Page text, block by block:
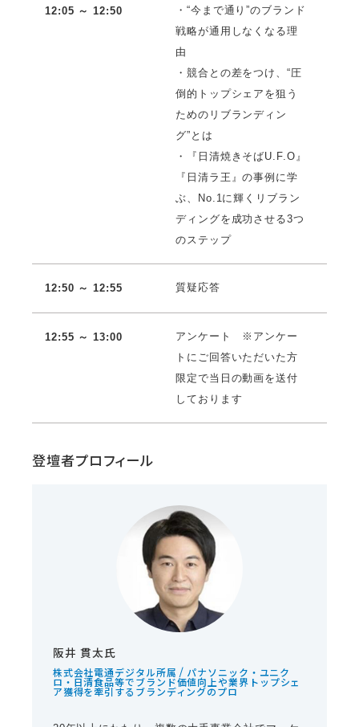
12:05 ～ 12:50
・“今まで通り”のブランド
戦略が通用しなくなる理
由
・競合との差をつけ、“圧
倒的トップシェアを狙う
ためのリブランディン
グ”とは
・『日清焼きそばU.F.O』
『日清ラ王』の事例に学
ぶ、No.1に輝くリブラン
ディングを成功させる3つ
のステップ
12:50 ～ 12:55 質疑応答
12:55 ～ 13:00
アンケート ※アンケー
トにご回答いただいた方
限定で当日の動画を送付
しております
登壇者プロフィール
阪井 貫太氏
株式会社電通デジタル所属 / パナソニック・ユニク
ロ・日清食品等でブランド価値向上や業界トップシェ
ア獲得を牽引するブランディングのプロ